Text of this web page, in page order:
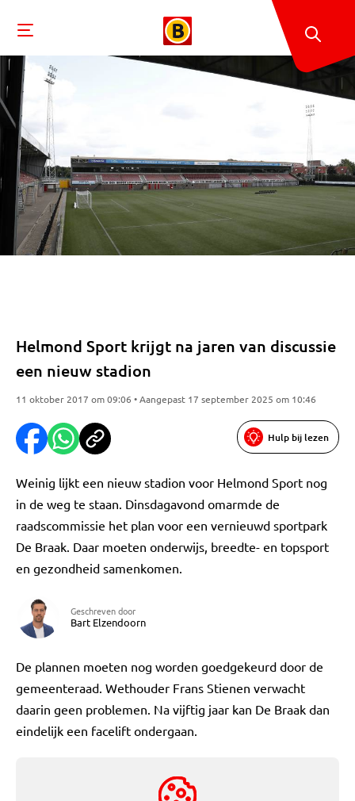
Helmond Sport krijgt na jaren van discussie
een nieuw stadion
11 oktober 2017 om 09:06 • Aangepast 17 september 2025 om 10:46
Hulp bij lezen
Weinig lijkt een nieuw stadion voor Helmond Sport nog
in de weg te staan. Dinsdagavond omarmde de
raadscommissie het plan voor een vernieuwd sportpark
De Braak. Daar moeten onderwijs, breedte- en topsport
en gezondheid samenkomen.
Geschreven door
Bart Elzendoorn
De plannen moeten nog worden goedgekeurd door de
gemeenteraad. Wethouder Frans Stienen verwacht
daarin geen problemen. Na vijftig jaar kan De Braak dan
eindelijk een facelift ondergaan.